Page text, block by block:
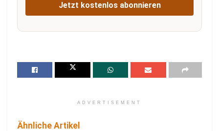
Jetzt kostenlos abonnieren
ADVERTISEMENT
Ähnliche Artikel